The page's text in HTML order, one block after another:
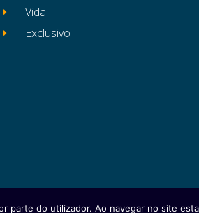
Vida
Exclusivo
Ficha
parte do utilizador. Ao navegar no site